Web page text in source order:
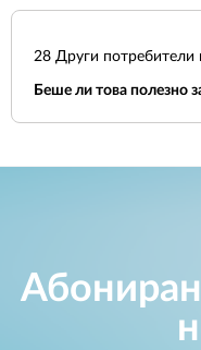
28 Други потребители
Беше ли това полезно